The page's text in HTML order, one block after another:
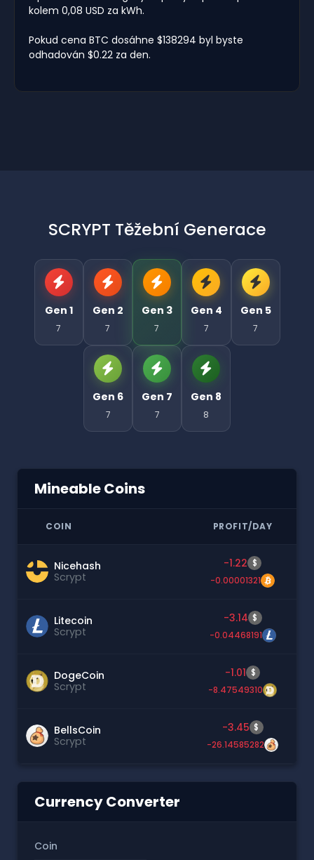
kolem 0,08 USD za kWh.
Pokud cena BTC dosáhne $138294 byl byste
odhadován $0.22 za den.
SCRYPT Těžební Generace
Gen 1
7
Gen 2
7
Gen 3
7
Gen 4
7
Gen 5
7
Gen 6
7
Gen 7
7
Gen 8
8
Mineable Coins
COIN PROFIT/DAY
Nicehash
Scrypt
-1.22 $
-0.00001321
Litecoin
Scrypt
-3.14 $
-0.04468191
DogeCoin
Scrypt
-1.01 $
-8.47549310
BellsCoin
Scrypt
-3.45 $
-26.14585282
Currency Converter
Coin